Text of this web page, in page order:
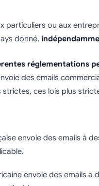
particuliers ou aux
donné,
réglementations
des emails
ces lois plus
envoie des emails à
envoie des emails